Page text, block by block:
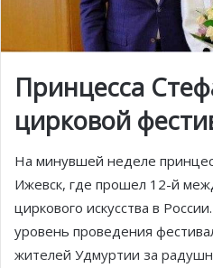
Принцесса
цирковой
На минувшей неделе
Ижевск, где прошел 12-й
циркового искусства в
уровень проведения
жителей Удмуртии за